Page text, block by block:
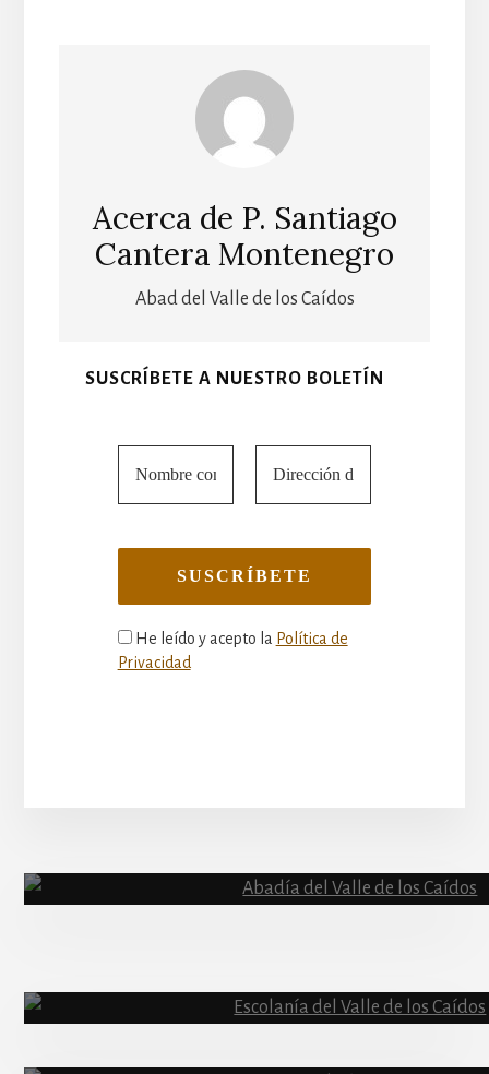
Acerca de P. Santiago
Cantera Montenegro
Abad del Valle de los Caídos
SUSCRÍBETE A NUESTRO BOLETÍN
He leído y acepto la Política de
Privacidad
Content